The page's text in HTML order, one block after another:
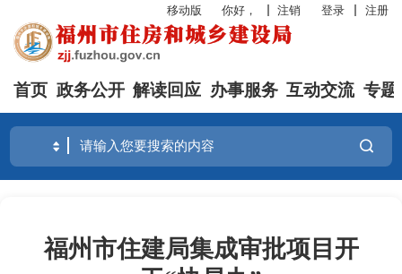
移动版 你好， 注销 登录 注册
首页 政务公开 解读回应 办事服务 互动交流 专题
福州市住建局集成审批项目开